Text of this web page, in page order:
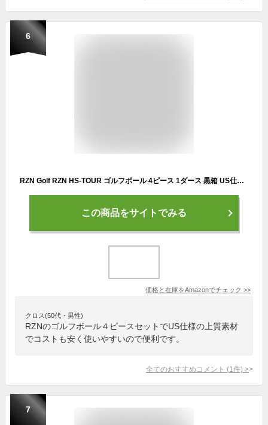
6
RZN Golf RZN HS-TOUR ゴルフボール 4ピース 1ダース 黒箱 US仕様【並行輸入品】
この商品をサイトでみる
価格と在庫をAmazonでチェック >>
クロス(50代・男性)
RZNのゴルフボール４ピースセットでUS仕様の上質素材
でコストも安く使いやすいので便利です。
全てのおすすめコメント (1 件) >
7